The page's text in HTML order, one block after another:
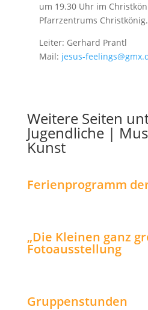
um 19.30 Uhr im
Pfarrzentrums Christkönig.
Leiter: Gerhard Prantl
Mail: jesus-
Weitere Seiten
Jugendliche |
Kunst
Ferienprogramm
„Die Kleinen ganz
Fotoausstellung
Gruppenstunden